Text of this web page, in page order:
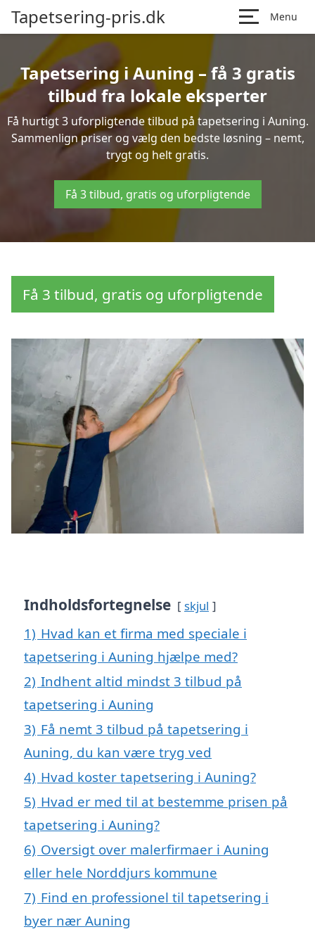
Tapetsering-pris.dk Menu
Tapetsering i Auning – få 3 gratis
tilbud fra lokale eksperter
Få hurtigt 3 uforpligtende tilbud på tapetsering i Auning.
Sammenlign priser og vælg den bedste løsning – nemt,
trygt og helt gratis.
Få 3 tilbud, gratis og uforpligtende
Få 3 tilbud, gratis og uforpligtende
Indholdsfortegnelse skjul
1) Hvad kan et firma med speciale i
tapetsering i Auning hjælpe med?
2) Indhent altid mindst 3 tilbud på
tapetsering i Auning
3) Få nemt 3 tilbud på tapetsering i
Auning, du kan være tryg ved
4) Hvad koster tapetsering i Auning?
5) Hvad er med til at bestemme prisen på
tapetsering i Auning?
6) Oversigt over malerfirmaer i Auning
eller hele Norddjurs kommune
7) Find en professionel til tapetsering i
byer nær Auning